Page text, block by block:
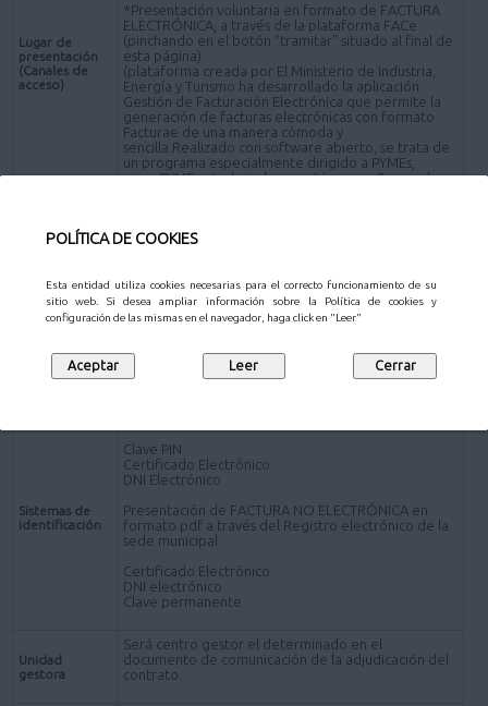
POLÍTICA DE COOKIES
Esta entidad utiliza cookies necesarias para el correcto funcionamiento de su
sitio web. Si desea ampliar información sobre la Política de cookies y
configuración de las mismas en el navegador, haga click en "Leer"
Lugar de
presentación
(Canales de
acceso)
*Presentación voluntaria en formato de FACTURA
ELECTRÓNICA, a través de la plataforma FACe
(pinchando en el botón "tramitar" situado al final de
esta página)
(plataforma creada por El Ministerio de Industria,
Energía y Turismo ha desarrollado la aplicación
Gestión de Facturación Electrónica que permite la
generación de facturas electrónicas con formato
Facturae de una manera cómoda y
sencilla.Realizado con software abierto, se trata de
un programa especialmente dirigido a PYMEs,
microPYMEs y trabajadores autónomos. Se puede
siguientes canales distintos de la plataforma FACe:
Oficinas de Atención al Ciudadano.
Online - Sujetos obligados a relacionarse
Ayuntamiento de Pozuelo de Alarcón (a través de la
Solicitud de carácter General
Sistemas de
identificación
Clave PIN
Certificado Electrónico
DNI Electrónico
Presentación de FACTURA NO ELECTRÓNICA en
formato pdf a través del Registro electrónico de la
sede municipal:
Certificado Electrónico
DNI electrónico
Clave permanente
Unidad
gestora
Será centro gestor el determinado en el
documento de comunicación de la adjudicación del
contrato.